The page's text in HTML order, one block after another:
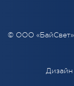
© ООО